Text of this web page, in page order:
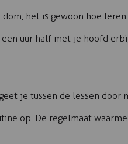
het is gewoon hoe
uur half met je hoofd
je tussen de lessen
op. De regelmaat